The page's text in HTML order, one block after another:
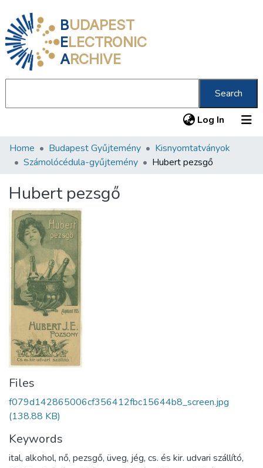
BUDAPEST
ELECTRONIC
ARCHIVE
Search
Log In (current)
Communities & Collections
Statistics
About us
Home Budapest Gyűjtemény
Kisnyomtatványok
Számolócédula-gyűjtemény
Hubert pezsgő
Hubert pezsgő
Files
f079d142865006cf356412fbc15644b8_screen.jpg
(138.88 KB)
Keywords
ital, alkohol, nő, pezsgő, üveg, jég, cs. és kir. udvari szállító,